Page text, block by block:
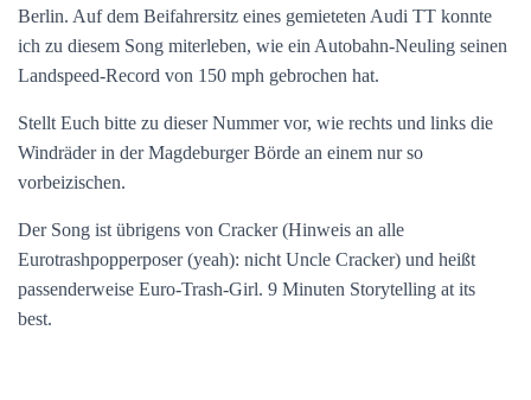
Berlin. Auf dem Beifahrersitz eines gemieteten Audi TT konnte
ich zu diesem Song miterleben, wie ein Autobahn-Neuling seinen
Landspeed-Record von 150 mph gebrochen hat.
Stellt Euch bitte zu dieser Nummer vor, wie rechts und links die
Windräder in der Magdeburger Börde an einem nur so
vorbeizischen.
Der Song ist übrigens von Cracker (Hinweis an alle
Eurotrashpopperposer (yeah): nicht Uncle Cracker) und heißt
passenderweise Euro-Trash-Girl. 9 Minuten Storytelling at its
best.